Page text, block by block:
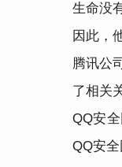
生命没
因此，
腾讯公
了相关
QQ安
QQ安